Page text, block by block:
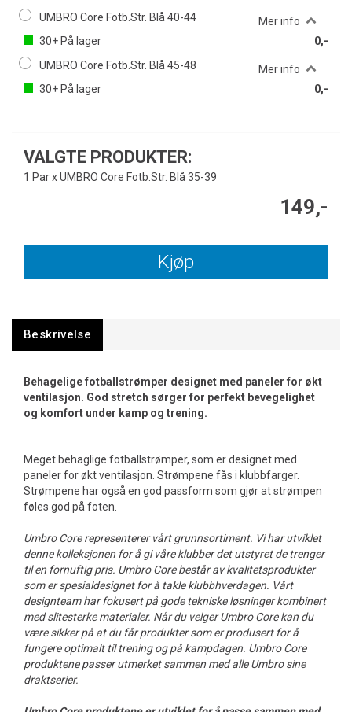
UMBRO Core Fotb.Str. Blå 40-44
Mer info
30+ På lager
0,-
UMBRO Core Fotb.Str. Blå 45-48
Mer info
30+ På lager 0,-
VALGTE PRODUKTER:
1 Par x UMBRO Core Fotb.Str. Blå 35-39
149,-
Kjøp
Beskrivelse
Behagelige fotballstrømper designet med paneler for økt
ventilasjon. God stretch sørger for perfekt bevegelighet
og komfort under kamp og trening.
Meget behaglige fotballstrømper, som er designet med
paneler for økt ventilasjon. Strømpene fås i klubbfarger.
Strømpene har også en god passform som gjør at strømpen
føles god på foten.
Umbro Core representerer vårt grunnsortiment. Vi har utviklet
denne kolleksjonen for å gi våre klubber det utstyret de trenger
til en fornuftig pris. Umbro Core består av kvalitetsprodukter
som er spesialdesignet for å takle klubbhverdagen. Vårt
designteam har fokusert på gode tekniske løsninger kombinert
med slitesterke materialer. Når du velger Umbro Core kan du
være sikker på at du får produkter som er produsert for å
fungere optimalt til trening og på kampdagen. Umbro Core
produktene passer utmerket sammen med alle Umbro sine
draktserier.